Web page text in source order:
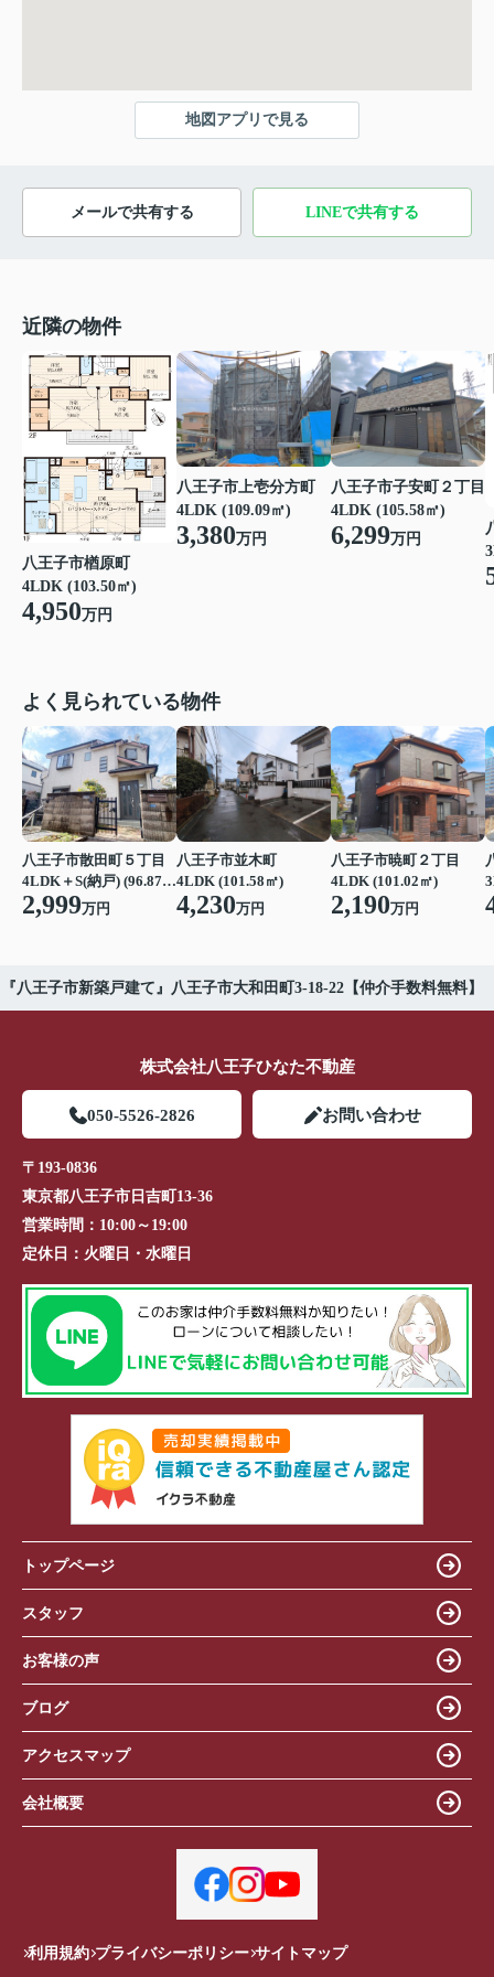
地図アプリで見る
メールで共有する LINEで共有する
近隣の物件
八王子市楢原町
4LDK (103.50㎡)
4,950万円
八王子市上壱分方町
4LDK (109.09㎡)
3,380万円
八王子市子安町２丁目
4LDK (105.58㎡)
6,299万円
よく見られている物件
八王子市散田町５丁目
4LDK＋S(納戸) (96.87㎡)
2,999万円
八王子市並木町
4LDK (101.58㎡)
4,230万円
八王子市暁町２丁目
4LDK (101.02㎡)
2,190万円
『八王子市新築戸建て』八王子市大和田町3-18-22【仲介手数料無料】
株式会社八王子ひなた不動産
050-5526-2826 お問い合わせ
〒193-0836
東京都八王子市日吉町13-36
営業時間： 10:00～19:00
定休日： 火曜日・水曜日
トップページ
スタッフ
お客様の声
ブログ
アクセスマップ
会社概要
利用規約 プライバシーポリシー サイトマップ